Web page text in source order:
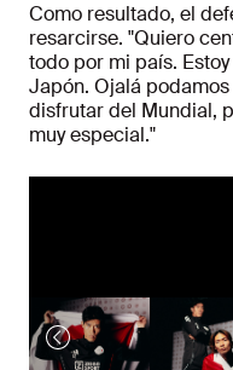
Como resultado, el
resarcirse. "Quiero
todo por mi país.
Japón. Ojalá
disfrutar del Mundial,
muy especial."